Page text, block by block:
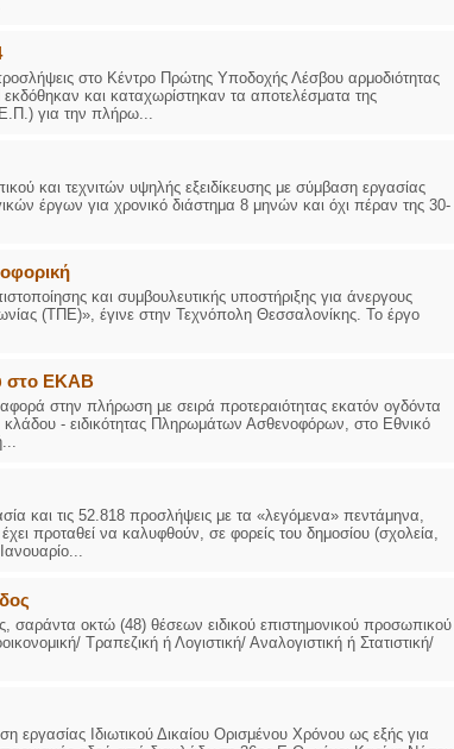
στο Κέντρο Πρώτης Υποδοχής Λέσβου αρμοδιότητας
και καταχωρίστηκαν τα αποτελέσματα της
για την πλήρω...
και τεχνιτών υψηλής εξειδίκευσης με σύμβαση εργασίας
έργων για χρονικό διάστημα 8 μηνών και όχι πέραν της 30-
και συμβουλευτικής υποστήριξης για άνεργους
(ΤΠΕ)», έγινε στην Τεχνόπολη Θεσσαλονίκης. Το έργο
στο ΕΚΑΒ
στην πλήρωση με σειρά προτεραιότητας εκατόν ογδόντα
- ειδικότητας Πληρωμάτων Ασθενοφόρων, στο Εθνικό
και τις 52.818 προσλήψεις με τα «λεγόμενα» πεντάμηνα,
προταθεί να καλυφθούν, σε φορείς του δημοσίου (σχολεία,
οκτώ (48) θέσεων ειδικού επιστημονικού προσωπικού
Τραπεζική ή Λογιστική/ Αναλογιστική ή Στατιστική/
Ιδιωτικού Δικαίου Ορισμένου Χρόνου ως εξής για